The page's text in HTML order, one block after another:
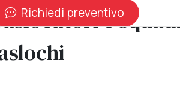
Richiedi preventivo
e